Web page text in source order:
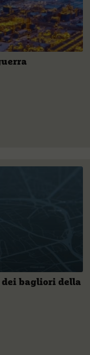
bagliori della